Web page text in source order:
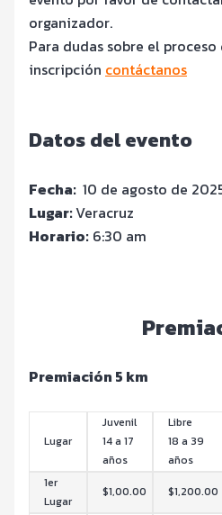
organizador.
Para dudas sobre el proceso
inscripción contáctanos
Datos del evento
Fecha: 10 de agosto de
Lugar:Veracruz
Horario: 6:30 am
Premiación 5 km
Lugar
Juvenil
14 a 17
años
Libre
18 a 39
años
1er
Lugar
$1,00.00 $1,200.00